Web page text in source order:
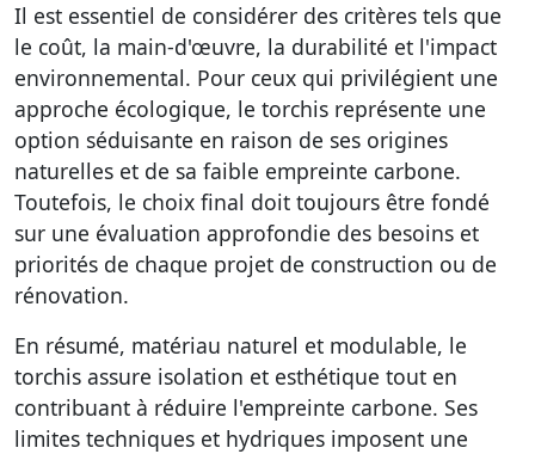
Il est essentiel de considérer des critères tels que
le coût, la main-d'œuvre, la durabilité et l'impact
environnemental. Pour ceux qui privilégient une
approche écologique, le torchis représente une
option séduisante en raison de ses origines
naturelles et de sa faible empreinte carbone.
Toutefois, le choix final doit toujours être fondé
sur une évaluation approfondie des besoins et
priorités de chaque projet de construction ou de
rénovation.
En résumé, matériau naturel et modulable, le
torchis assure isolation et esthétique tout en
contribuant à réduire l'empreinte carbone. Ses
limites techniques et hydriques imposent une